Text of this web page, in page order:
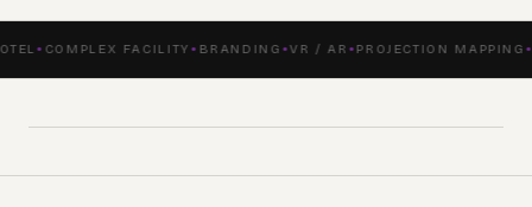
● COMPLEX FACILITY ● BRANDING ● VR / AR ● PROJECTION MAPPING ●